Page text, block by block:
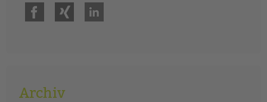
Facebook Xing
Archiv